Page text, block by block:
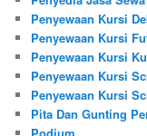
Penyewaan Kursi
Penyewaan Kursi
Penyewaan Kursi
Penyewaan Kursi
Penyewaan Kursi
Pita Dan Gunting